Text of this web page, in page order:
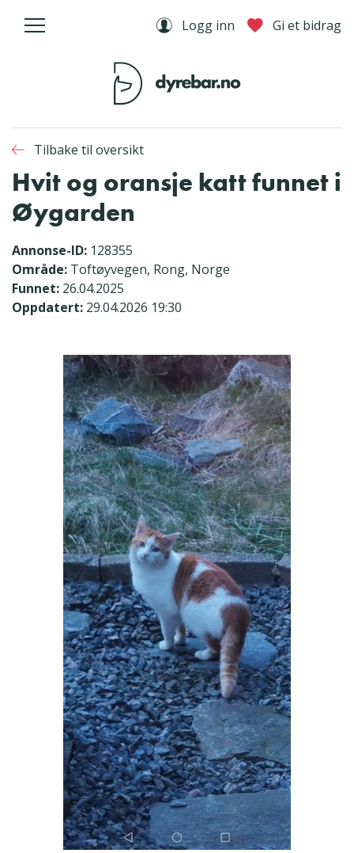
Logg inn Gi et bidrag
Tilbake til oversikt
Hvit og oransje katt funnet i
Øygarden
Annonse-ID: 128355
Område: Toftøyvegen, Rong, Norge
Funnet: 26.04.2025
Oppdatert: 29.04.2026 19:30